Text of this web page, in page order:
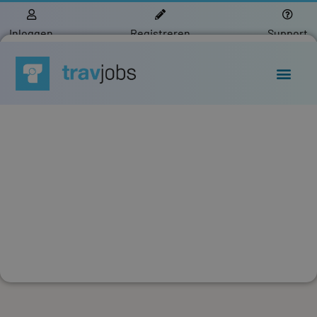
Inloggen Registreren Support